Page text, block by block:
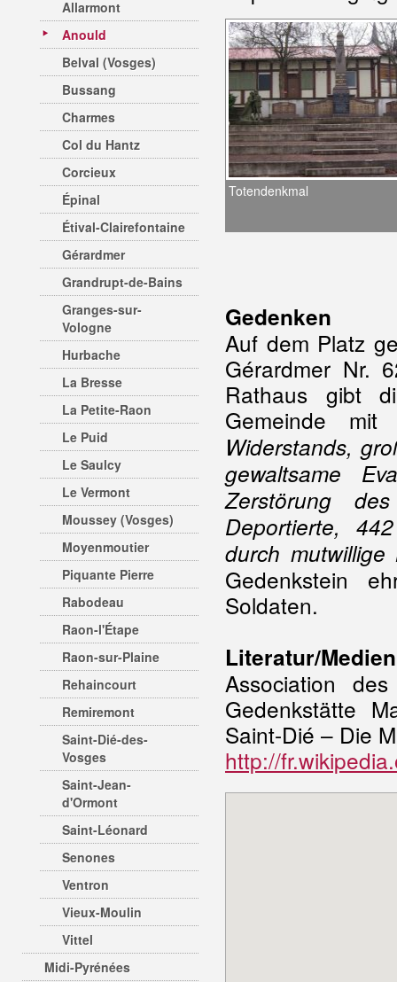
Allarmont
Anould
Belval (Vosges)
Bussang
Charmes
Col du Hantz
Corcieux
Épinal
Étival-Clairefontaine
Gérardmer
Grandrupt-de-Bains
Granges-sur-
Vologne
Hurbache
La Bresse
La Petite-Raon
Le Puid
Le Saulcy
Le Vermont
Moussey (Vosges)
Moyenmoutier
Piquante Pierre
Rabodeau
Raon-l'Étape
Raon-sur-Plaine
Rehaincourt
Remiremont
Saint-Dié-des-
Vosges
Saint-Jean-
d'Ormont
Saint-Léonard
Senones
Ventron
Vieux-Moulin
Vittel
Midi-Pyrénées
Totendenkmal
Gedenken
Auf dem Platz
Gérardmer Nr.
Rathaus gibt
Gemeinde
Widerstands,
gewaltsame
Zerstörung
Deportierte,
durch mutwillige
Gedenkstein
Soldaten.
Literatur/Medien
Association
Gedenkstätte
Saint-Dié – Die
http://